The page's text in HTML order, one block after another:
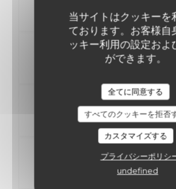
当サイトはクッキーを
ております。お客様自
ッキー利用の設定およ
ができます。
全てに同意する
すべてのクッキーを拒否
カスタマイズする
プライバシーポリシ
undefined
PLAT
DESSERT
DECOUVERT